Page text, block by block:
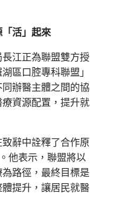
「活」 起來
江正為聯盟雙方授
湖區口腔專科聯盟」
辦醫主體之間的協
資源配置，提升就
辭中詮釋了合作原
。他表示，聯盟將以
路徑，最終目標是
提升，讓居民就醫